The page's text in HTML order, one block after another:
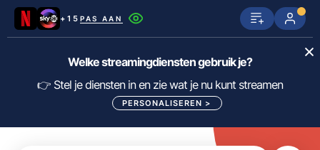
+15 PAS AAN
Netflix SkyShowtime Prime Video
Disney+ Videoland HBO Max
Welke streamingdiensten gebruik je?
👉 Stel je diensten in en zie wat je nu kunt streamen
PERSONALISEREN >